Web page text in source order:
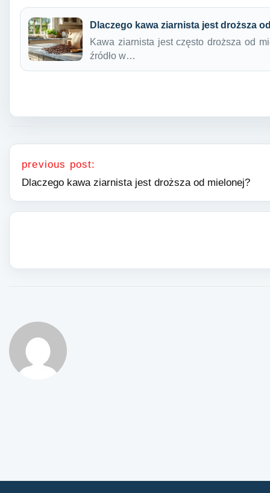
Dlaczego kawa ziarnista jest droższa
Kawa ziarnista jest często droższa od
źródło w…
Nawigacja wpisu
previous post:
Dlaczego kawa ziarnista jest droższa od mielonej?